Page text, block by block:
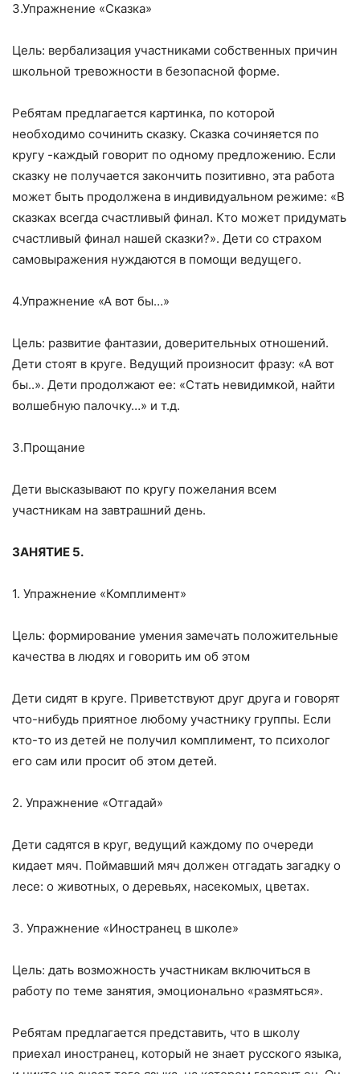
З.Упражнение «Сказка»
Цель: вербализация участниками собственных причин
школьной тревожности в безопасной форме.
Ребятам предлагается картинка, по которой
необходимо сочинить сказку. Сказка сочиняется по
кругу -каждый говорит по одному предложению. Если
сказку не получается закончить позитивно, эта работа
может быть продолжена в индивидуальном режиме: «В
сказках всегда счастливый финал. Кто может придумать
счастливый финал нашей сказки?». Дети со страхом
самовыражения нуждаются в помощи ведущего.
4.Упражнение «А вот бы…»
Цель: развитие фантазии, доверительных отношений.
Дети стоят в круге. Ведущий произносит фразу: «А вот
бы..». Дети продолжают ее: «Стать невидимкой, найти
волшебную палочку…» и т.д.
З.Прощание
Дети высказывают по кругу пожелания всем
участникам на завтрашний день.
ЗАНЯТИЕ 5.
1. Упражнение «Комплимент»
Цель: формирование умения замечать положительные
качества в людях и говорить им об этом
Дети сидят в круге. Приветствуют друг друга и говорят
что-нибудь приятное любому участнику группы. Если
кто-то из детей не получил комплимент, то психолог
его сам или просит об этом детей.
2. Упражнение «Отгадай»
Дети садятся в круг, ведущий каждому по очереди
кидает мяч. Поймавший мяч должен отгадать загадку о
лесе: о животных, о деревьях, насекомых, цветах.
3. Упражнение «Иностранец в школе»
Цель: дать возможность участникам включиться в
работу по теме занятия, эмоционально «размяться».
Ребятам предлагается представить, что в школу
приехал иностранец, который не знает русского языка,